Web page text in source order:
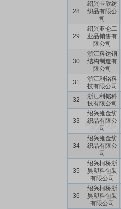
28
绍兴卡欣纺
织品有限公
司
29
绍兴亚仑工
业品销售有
限公司
30
浙江科达钢
结构制造有
限公司
31
浙江利铭科
技有限公司
32
浙江利铭科
技有限公司
33
绍兴雍金纺
织品有限公
司
34
绍兴雍金纺
织品有限公
司
35
绍兴柯桥浙
昊塑料包装
有限公司
36
绍兴柯桥浙
昊塑料包装
有限公司